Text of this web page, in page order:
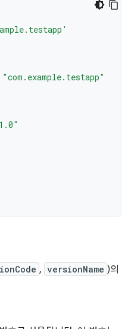
"com.example.testapp"
, versionName )의